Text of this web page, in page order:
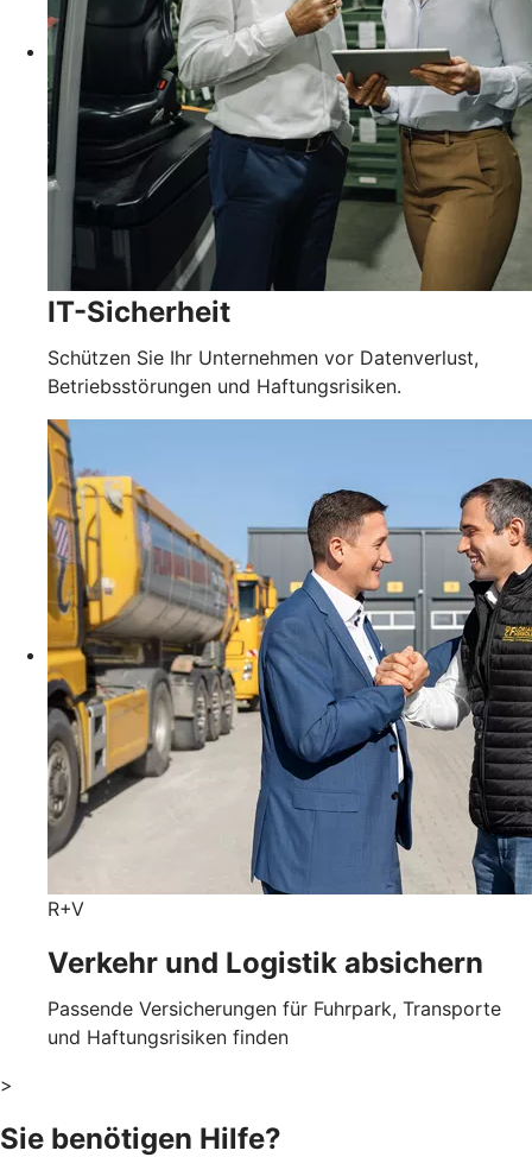
IT-Sicherheit
Schützen Sie Ihr Unternehmen vor Datenverlust,
Betriebsstörungen und Haftungsrisiken.
R+V
Verkehr und Logistik absichern
Passende Versicherungen für Fuhrpark, Transporte
und Haftungsrisiken finden
>
Sie benötigen Hilfe?